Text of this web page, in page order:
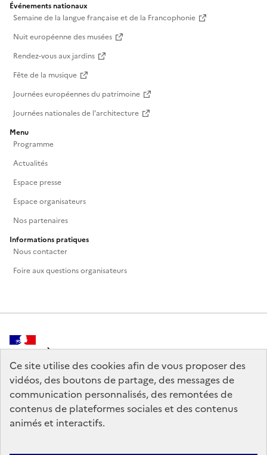
Ce site utilise des cookies afin de vous proposer des
vidéos, des boutons de partage, des messages de
communication personnalisés, des remontées de
contenus de plateformes sociales et des contenus
animés et interactifs.
Événements nationaux
Semaine de la langue française et de la Francophonie
Nuit européenne des musées
Rendez-vous aux jardins
Fête de la musique
Journées européennes du patrimoine
Journées nationales de l'architecture
Menu
Programme
Actualités
Espace presse
Espace organisateurs
Nos partenaires
Informations pratiques
Nous contacter
Foire aux questions organisateurs
MINISTÈRE
DE LA CULTURE
legifrance.gouv.fr
service-public.gouv.fr
data.gouv.fr